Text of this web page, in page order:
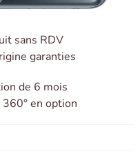
sans RDV
garanties
de 6 mois
en option